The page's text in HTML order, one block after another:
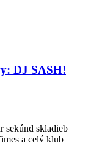
DJ SASH!
sekúnd skladieb
a celý klub